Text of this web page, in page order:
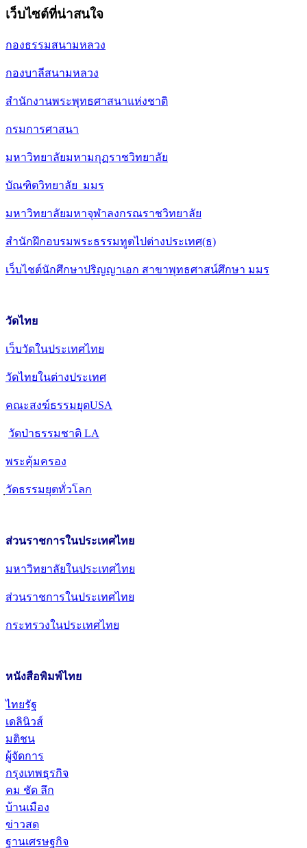
เว็บไซต์ที่น่าสนใจ
กองธรรมสนามหลวง
กองบาลีสนามหลวง
สำนักงานพระพุทธศาสนาแห่งชาติ
กรมการศาสนา
มหาวิทยาลัยมหามกุฏราชวิทยาลัย
บัณฑิตวิทยาลัย มมร
มหาวิทยาลัยมหาจุฬาลงกรณราชวิทยาลัย
สำนักฝึกอบรมพระธรรมทูตไปต่างประเทศ(ธ)
เว็บไชต์นักศึกษาปริญญาเอก สาขาพุทธศาสน์ศึกษา มมร
วัดไทย
เว็บวัดในประเทศไทย
วัดไทยในต่างประเทศ
คณะสงฆ์ธรรมยุตUSA
วัดป่าธรรมชาติ LA
พระคุ้มครอง
วัดธรรมยุตทั่วโลก
ส่วนราชการในประเทศไทย
มหาวิทยาลัยในประเทศไทย
ส่วนราชการในประเทศไทย
กระทรวงในประเทศไทย
หนังสือพิมพ์ไทย
ไทยรัฐ
เดลินิวส์
มติชน
ผู้จัดการ
กรุงเทพธุรกิจ
คม ชัด ลึก
บ้านเมือง
ข่าวสด
ฐานเศรษฐกิจ